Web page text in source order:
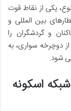
یکی از نقاط قوت
بین المللی و
و گردشگران را
دوچرخه سواری، به
شود.
اسکونه